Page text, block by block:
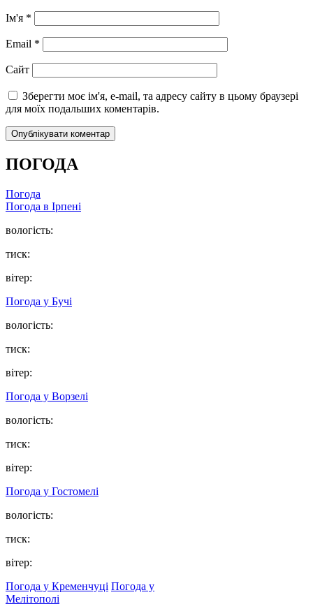
Ім'я *
Email *
Сайт
Зберегти моє ім'я, e-mail, та адресу сайту в цьому браузері
для моїх подальших коментарів.
ПОГОДА
Погода
Погода в Ірпені
вологість:
тиск:
вітер:
Погода у Бучі
вологість:
тиск:
вітер:
Погода у Ворзелі
вологість:
тиск:
вітер:
Погода у Гостомелі
вологість:
тиск:
вітер:
Погода у Кременчуці Погода у
Мелітополі